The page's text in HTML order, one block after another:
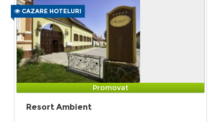
CAZARE HOTELURI
Promovat
Resort Ambient